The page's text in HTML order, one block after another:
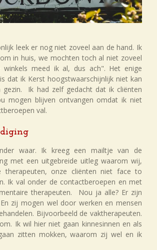
leek er nog niet zoveel aan de hand. Ik
in huis, we mochten toch al niet zoveel
meed ik al, dus ach". Het enige
dat ik Kerst hoogstwaarschijnlijk niet kan
gezin. Ik had zelf gedacht dat ik cliënten
mogen blijven ontvangen omdat ik niet
val.
waar. Ik kreeg een mailtje van de
met een uitgebreide uitleg waarom wij,
therapeuten, onze cliënten niet face to
Ik val onder de contactberoepen en met
therapeuten. Nou ja alle? Er zijn
zij mogen wel door werken en mensen
Bijvoorbeeld de vaktherapeuten.
Ik wil hier niet gaan kinnesinnen en als
zitten mokken, waarom zij wel en ik